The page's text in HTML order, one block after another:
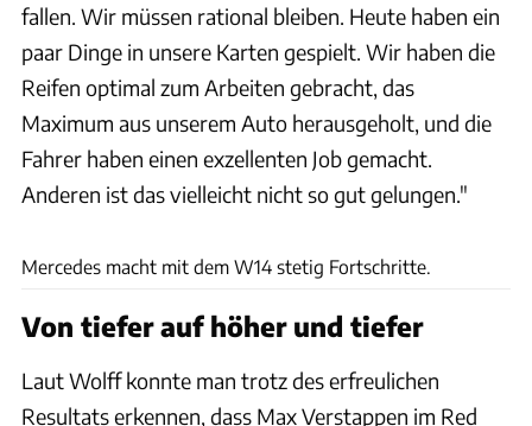
fallen. Wir müssen rational bleiben. Heute haben ein
paar Dinge in unsere Karten gespielt. Wir haben die
Reifen optimal zum Arbeiten gebracht, das
Maximum aus unserem Auto herausgeholt, und die
Fahrer haben einen exzellenten Job gemacht.
Anderen ist das vielleicht nicht so gut gelungen."
Mercedes macht mit dem W14 stetig Fortschritte.
Von tiefer auf höher und tiefer
Laut Wolff konnte man trotz des erfreulichen
Resultats erkennen, dass Max Verstappen im Red